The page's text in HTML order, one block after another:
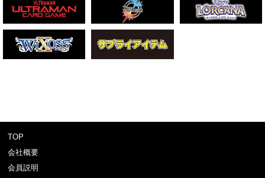
TOP
会社概要
会員説明